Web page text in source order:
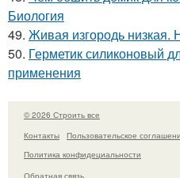
Биология
49. Живая изгородь низкая.
50. Герметик силиконовый
применения
© 2026 Строить все
Контакты
Пользовательское
Политика конфидециальности
Обратная связь